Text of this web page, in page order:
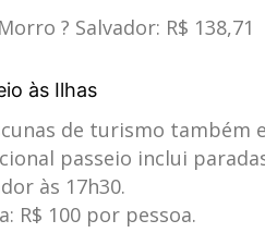
Morro ? Salvador: R$ 138,71
às Ilhas
de turismo também
passeio inclui
às 17h30.
R$ 100 por pessoa.